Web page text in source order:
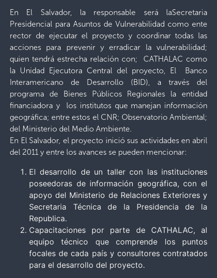
En El Salvador, la responsable será laSecretaria
Presidencial para Asuntos de Vulnerabilidad como ente
rector de ejecutar el proyecto y coordinar todas las
acciones para prevenir y erradicar la vulnerabilidad;
quien tendrá estrecha relación con; CATHALAC como
la Unidad Ejecutora Central del proyecto, El Banco
Interamericano de Desarrollo (BID), a través del
programa de Bienes Públicos Regionales la entidad
financiadora y los institutos que manejan información
geográfica; entre estos el CNR; Observatorio Ambiental;
del Ministerio del Medio Ambiente.
En El Salvador, el proyecto inició sus actividades en abril
del 2011 y entre los avances se pueden mencionar:
El desarrollo de un taller con las instituciones
poseedoras de información geográfica, con el
apoyo del Ministerio de Relaciones Exteriores y
Secretaria Técnica de la Presidencia de la
Republica.
Capacitaciones por parte de CATHALAC, al
equipo técnico que comprende los puntos
focales de cada país y consultores contratados
para el desarrollo del proyecto.